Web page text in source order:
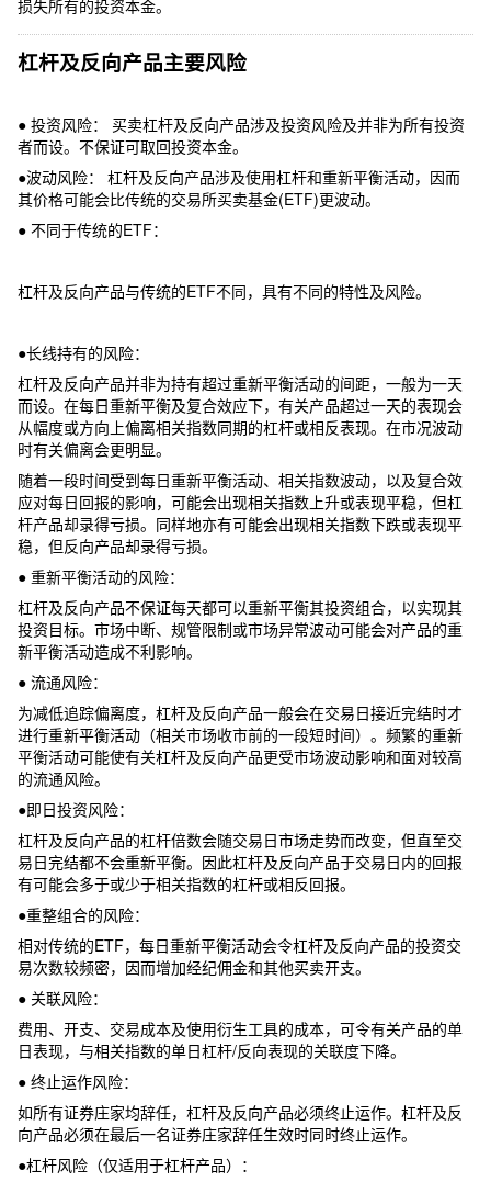
损失所有的投资本金。
杠杆及反向产品主要风险
● 投资风险： 买卖杠杆及反向产品涉及投资风险及并非为所有投资
者而设。不保证可取回投资本金。
●波动风险： 杠杆及反向产品涉及使用杠杆和重新平衡活动，因而
其价格可能会比传统的交易所买卖基金(ETF)更波动。
● 不同于传统的ETF：
杠杆及反向产品与传统的ETF不同，具有不同的特性及风险。
●长线持有的风险：
杠杆及反向产品并非为持有超过重新平衡活动的间距，一般为一天
而设。在每日重新平衡及复合效应下，有关产品超过一天的表现会
从幅度或方向上偏离相关指数同期的杠杆或相反表现。在市况波动
时有关偏离会更明显。
随着一段时间受到每日重新平衡活动、相关指数波动，以及复合效
应对每日回报的影响，可能会出现相关指数上升或表现平稳，但杠
杆产品却录得亏损。同样地亦有可能会出现相关指数下跌或表现平
稳，但反向产品却录得亏损。
● 重新平衡活动的风险：
杠杆及反向产品不保证每天都可以重新平衡其投资组合，以实现其
投资目标。市场中断、规管限制或市场异常波动可能会对产品的重
新平衡活动造成不利影响。
● 流通风险：
为减低追踪偏离度，杠杆及反向产品一般会在交易日接近完结时才
进行重新平衡活动（相关市场收市前的一段短时间）。频繁的重新
平衡活动可能使有关杠杆及反向产品更受市场波动影响和面对较高
的流通风险。
●即日投资风险：
杠杆及反向产品的杠杆倍数会随交易日市场走势而改变，但直至交
易日完结都不会重新平衡。因此杠杆及反向产品于交易日内的回报
有可能会多于或少于相关指数的杠杆或相反回报。
●重整组合的风险：
相对传统的ETF，每日重新平衡活动会令杠杆及反向产品的投资交
易次数较频密，因而增加经纪佣金和其他买卖开支。
● 关联风险：
费用、开支、交易成本及使用衍生工具的成本，可令有关产品的单
日表现，与相关指数的单日杠杆/反向表现的关联度下降。
● 终止运作风险：
如所有证券庄家均辞任，杠杆及反向产品必须终止运作。杠杆及反
向产品必须在最后一名证券庄家辞任生效时同时终止运作。
●杠杆风险（仅适用于杠杆产品）：